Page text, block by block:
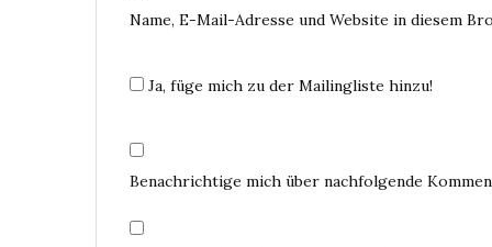
Name, E-Mail-Adresse und Website in diesem
Ja, füge mich zu der Mailingliste hinzu!
Benachrichtige mich über nachfolgende